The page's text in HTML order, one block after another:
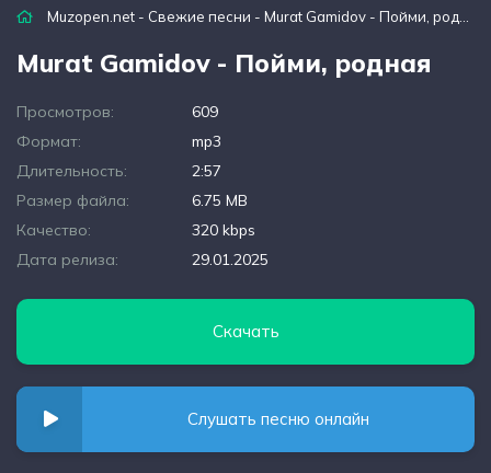
Muzopen.net - Свежие песни - Murat Gamidov - Пойми, родная
Murat Gamidov - Пойми, родная
Просмотров:
609
Формат:
mp3
Длительность:
2:57
Размер файла:
6.75 MB
Качество:
320 kbps
Дата релиза:
29.01.2025
Скачать
Слушать песню онлайн